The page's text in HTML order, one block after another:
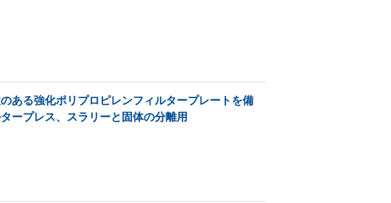
ある強化ポリプロピレンフィルタープレートを備
ープレス、スラリーと固体の分離用